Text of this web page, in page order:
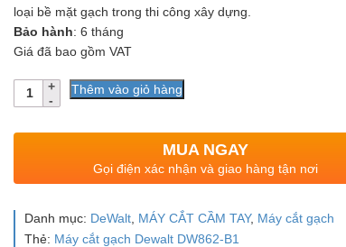
loại bề mặt gạch trong thi công xây dựng.
Bảo hành: 6 tháng
Giá đã bao gồm VAT
Số
lượng
Thêm vào giỏ hàng
MUA NGAY
Gọi điện xác nhận và giao hàng tận nơi
Danh mục: DeWalt, MÁY CẮT CẦM TAY, Máy cắt gạch
Thẻ: Máy cắt gạch Dewalt DW862-B1